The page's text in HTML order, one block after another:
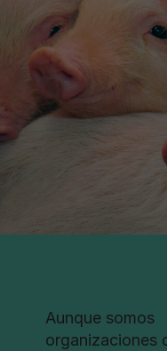
Aunque somos
organizaciones